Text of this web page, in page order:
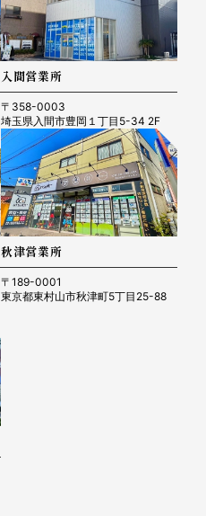
入間営業所
〒358-0003
埼玉県入間市豊岡１丁目5-34 2F
秋津営業所
〒189-0001
東京都東村山市秋津町5丁目25-88